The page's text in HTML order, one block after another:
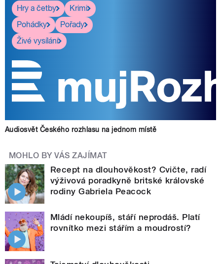
Hry a četby
Krimi
Pohádky
Pořady
Živé vysílání
Audiosvět Českého rozhlasu na jednom místě
MOHLO BY VÁS ZAJÍMAT
Recept na dlouhověkost? Cvičte, radí
výživová poradkyně britské královské
rodiny Gabriela Peacock
Mládí nekoupíš, stáří neprodáš. Platí
rovnítko mezi stářím a moudrostí?